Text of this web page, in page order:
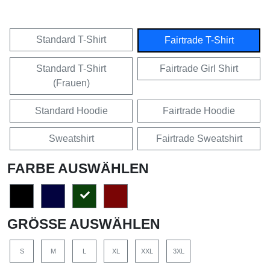
Standard T-Shirt Fairtrade T-Shirt
Standard T-Shirt
(Frauen)
Fairtrade Girl Shirt
Standard Hoodie Fairtrade Hoodie
Sweatshirt Fairtrade Sweatshirt
FARBE AUSWÄHLEN
GRÖSSE AUSWÄHLEN
S M L XL XXL 3XL